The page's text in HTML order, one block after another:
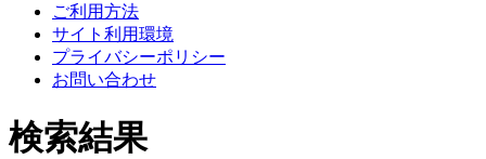
ご利用方法
サイト利用環境
プライバシーポリシー
お問い合わせ
検索結果